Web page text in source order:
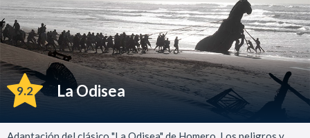
9.2 La Odisea